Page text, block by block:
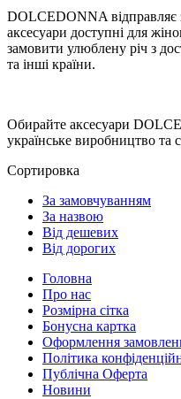
DOLCEDONNA відправляє
аксесуари доступні для
замовити улюблену річ з
та інші країни.
Обирайте аксесуари
українське виробництво та
Сортировка
За замовчуванням
За назвою
Від дешевих
Від дорогих
Головна
Про нас
Розмірна сітка
Бонусна картка
Оформлення
Політика
Публічна Оферта
Новини